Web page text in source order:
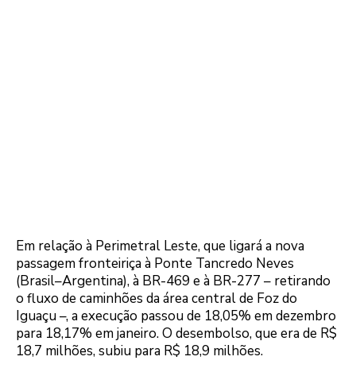
Em relação à Perimetral Leste, que ligará a nova
passagem fronteiriça à Ponte Tancredo Neves
(Brasil–Argentina), à BR-469 e à BR-277 – retirando
o fluxo de caminhões da área central de Foz do
Iguaçu –, a execução passou de 18,05% em dezembro
para 18,17% em janeiro. O desembolso, que era de R$
18,7 milhões, subiu para R$ 18,9 milhões.